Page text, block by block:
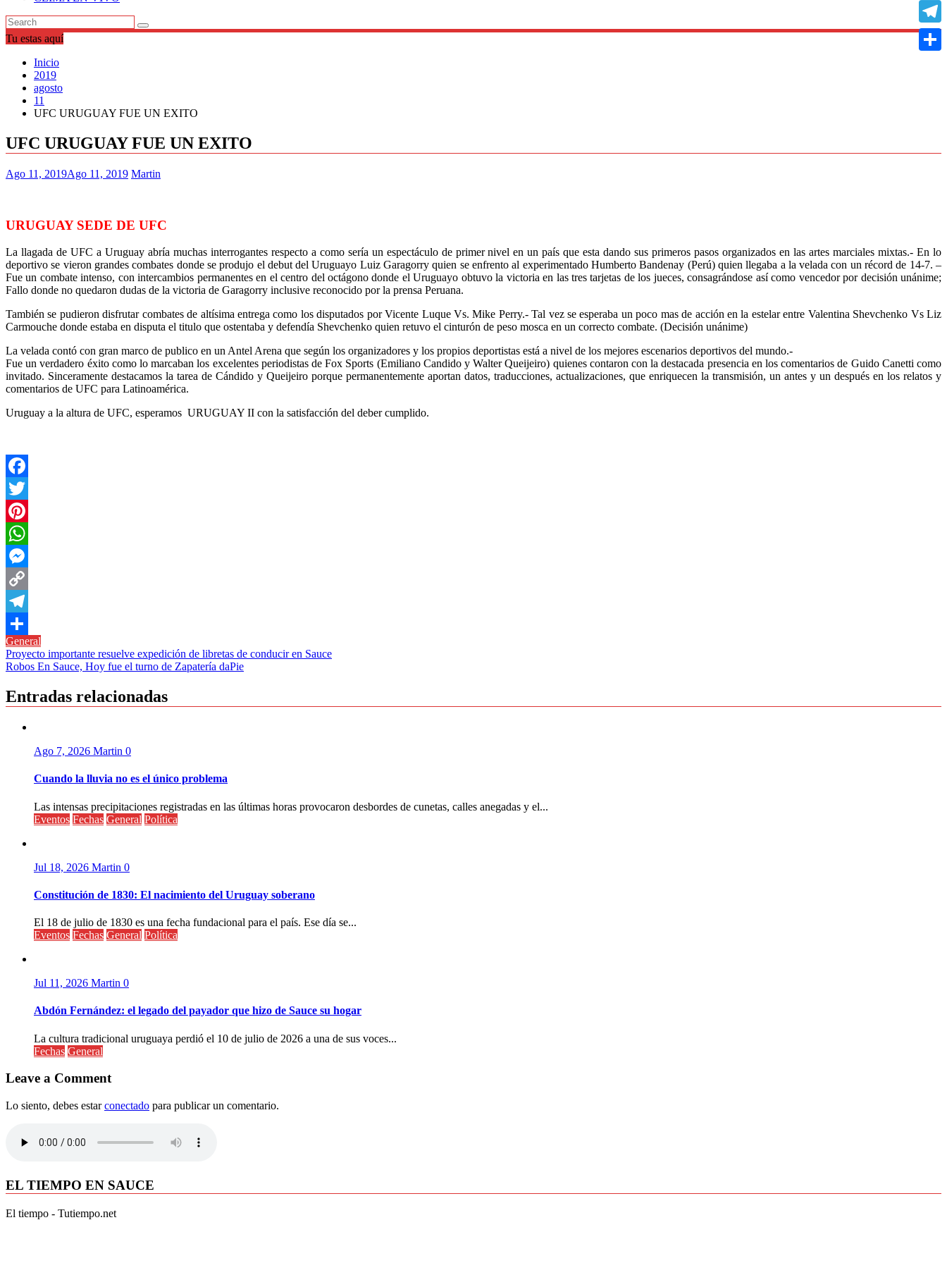
Tu estas aquí
Inicio
2019
agosto
11
UFC URUGUAY FUE UN EXITO
UFC URUGUAY FUE UN EXITO
Ago 11, 2019Ago 11, 2019 Martin
URUGUAY SEDE DE UFC
La llagada de UFC a Uruguay abría muchas interrogantes respecto a como sería un espectáculo de primer nivel en un país que esta dando sus primeros pasos organizados en las artes marciales mixtas.- En lo
deportivo se vieron grandes combates donde se produjo el debut del Uruguayo Luiz Garagorry quien se enfrento al experimentado Humberto Bandenay (Perú) quien llegaba a la velada con un récord de 14-7. –
Fue un combate intenso, con intercambios permanentes en el centro del octágono donde el Uruguayo obtuvo la victoria en las tres tarjetas de los jueces, consagrándose así como vencedor por decisión unánime;
Fallo donde no quedaron dudas de la victoria de Garagorry inclusive reconocido por la prensa Peruana.
También se pudieron disfrutar combates de altísima entrega como los disputados por Vicente Luque Vs. Mike Perry.- Tal vez se esperaba un poco mas de acción en la estelar entre Valentina Shevchenko Vs Liz
Carmouche donde estaba en disputa el titulo que ostentaba y defendía Shevchenko quien retuvo el cinturón de peso mosca en un correcto combate. (Decisión unánime)
La velada contó con gran marco de publico en un Antel Arena que según los organizadores y los propios deportistas está a nivel de los mejores escenarios deportivos del mundo.-
Fue un verdadero éxito como lo marcaban los excelentes periodistas de Fox Sports (Emiliano Candido y Walter Queijeiro) quienes contaron con la destacada presencia en los comentarios de Guido Canetti como
invitado. Sinceramente destacamos la tarea de Cándido y Queijeiro porque permanentemente aportan datos, traducciones, actualizaciones, que enriquecen la transmisión, un antes y un después en los relatos y
comentarios de UFC para Latinoamérica.
Uruguay a la altura de UFC, esperamos URUGUAY II con la satisfacción del deber cumplido.
Facebook
Twitter
Pinterest
WhatsApp
Messenger
Copy
Link
Telegram
Compartir
General
Navegación
de
entradas
Proyecto importante resuelve expedición de libretas de conducir en Sauce
Robos En Sauce, Hoy fue el turno de Zapatería daPie
Entradas relacionadas
Ago 7, 2026 Martin 0
Cuando la lluvia no es el único problema
Las intensas precipitaciones registradas en las últimas horas provocaron desbordes de cunetas, calles anegadas y el...
Eventos Fechas General Política
Jul 18, 2026 Martin 0
Constitución de 1830: El nacimiento del Uruguay soberano
El 18 de julio de 1830 es una fecha fundacional para el país. Ese día se...
Eventos Fechas General Política
Jul 11, 2026 Martin 0
Abdón Fernández: el legado del payador que hizo de Sauce su hogar
La cultura tradicional uruguaya perdió el 10 de julio de 2026 a una de sus voces...
Fechas General
Leave a Comment
Lo siento, debes estarconectado para publicar un comentario.
EL TIEMPO EN SAUCE
El tiempo - Tutiempo.net
Copy
Link